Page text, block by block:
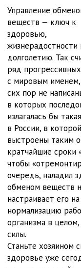
Управление
веществ — ключ к
здоровью,
жизнерадостности
долголетию. Так
ряд
с мировым
сих пор не
в которых
излагалась бы
в России, в
выстроены таким
кратчайшие сроки
чтобы
очередь, наладил
обменом веществ
настраивает его
нормализацию
организма в
силы.
Станьте хозяином
здоровье уже